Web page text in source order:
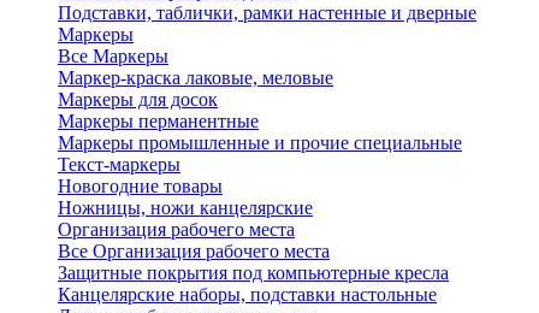
Подставки, таблички, рамки настенные и дверные
Маркеры
Все Маркеры
Маркер-краска лаковые, меловые
Маркеры для досок
Маркеры перманентные
Маркеры промышленные и прочие специальные
Текст-маркеры
Новогодние товары
Ножницы, ножи канцелярские
Организация рабочего места
Все Организация рабочего места
Защитные покрытия под компьютерные кресла
Канцелярские наборы, подставки настольные